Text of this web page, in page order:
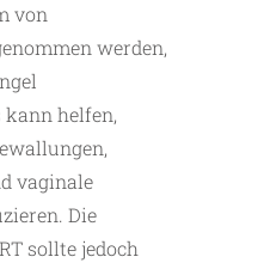
von
werden,
kann helfen,
vaginale
Die
sollte jedoch